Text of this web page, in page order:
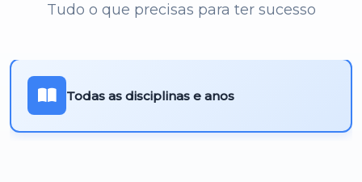
Tudo o que precisas para ter sucesso
Todas as disciplinas e anos